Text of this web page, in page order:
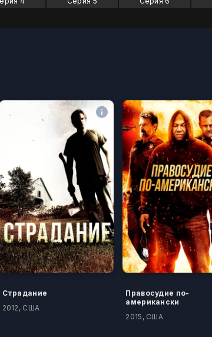
Страдание
2012, США
Правосудие по-
американски
2015, США